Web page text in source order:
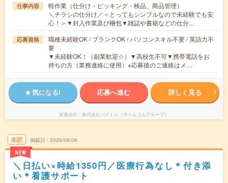
仕事内容
軽作業（仕分け・ピッキング・検品、商品管理）
＼チラシの仕分け／＜とってもシンプルなので未経験でも安
心！＞▼封入作業及び梱包▼雑誌や書籍などの仕分…
応募資格
職種未経験OK / ブランクOK / パソコンスキル不要 / 英語力不
要
▼未経験OK！（副業歓迎☆）▼高校生不可▼携帯電話をお
持ちの方（業務連絡に使用）※応募後のご連絡はメ…
気になる! 応募へ進む 詳しく見る
派遣会社 株式会社バイトレ（キャムコムグループ）
未読
NEW
掲載日 2026/08/06
＼日払い×時給1350円／医療行為なし＊付き添
い＊看護サポート